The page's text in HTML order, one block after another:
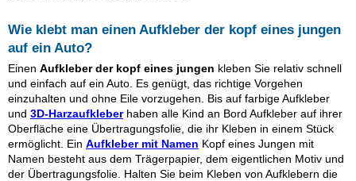
Wie klebt man einen Aufkleber der kopf eines jungen
auf ein Auto?
Einen Aufkleberder kopf eines jungen kleben Sie relativ schnell
und einfach auf ein Auto. Es genügt, das richtige Vorgehen
einzuhalten und ohne Eile vorzugehen. Bis auf farbige Aufkleber
und 3D-Harzaufkleberhaben alle Kind an Bord Aufkleber auf ihrer
Oberfläche eine Übertragungsfolie, die ihr Kleben in einem Stück
ermöglicht. Ein Aufkleber mit Namen Kopf eines Jungen mit
Namen besteht aus dem Trägerpapier, dem eigentlichen Motiv und
der Übertragungsfolie. Halten Sie beim Kleben von Aufklebern die